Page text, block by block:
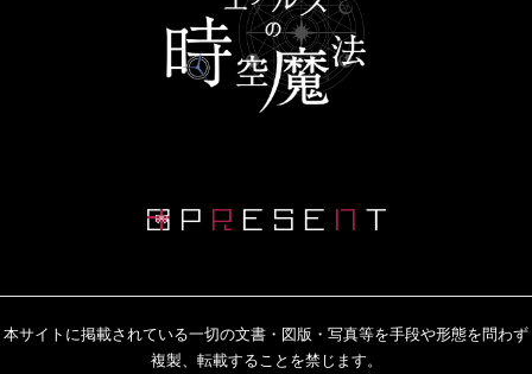
本サイトに掲載されている一切の文書・図版・写真等を手段や形態を問わず
複製、転載することを禁じます。